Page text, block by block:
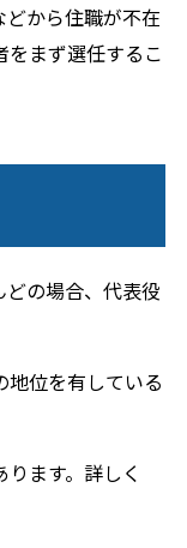
から住職が不在
まず選任するこ
の場合、代表役
位を有している
ます。詳しく